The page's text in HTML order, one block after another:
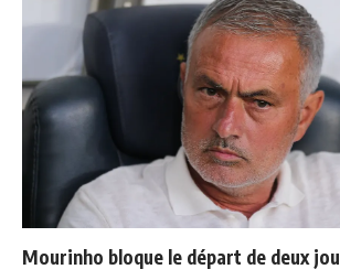
Mourinho bloque le départ de deux